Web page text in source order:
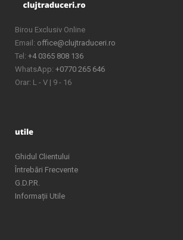
Birou Exclusiv Online
Email: office@clujtraduceri.ro
Tel: +4 0365 808 136
WhatsApp: +0770 265 646
Orar: L - V | 9 - 16
Ghidul Clientului
Întrebări Frecvente
G.D.P.R.
Informații Utile